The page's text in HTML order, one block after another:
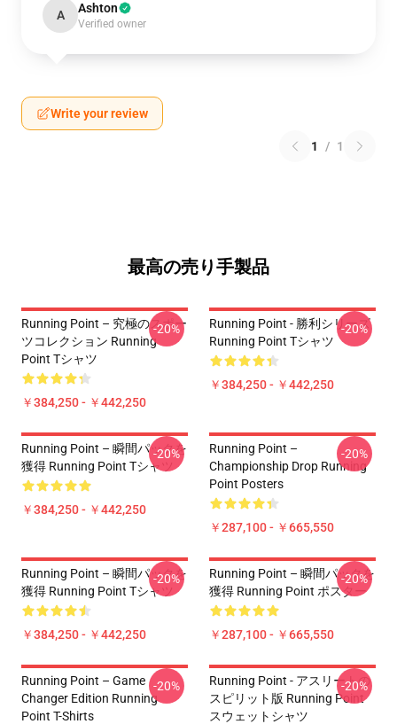
A Ashton
Verified owner
Write your review
1 / 1
最高の売り手製品
Running Point – 究極のスポー
ツコレクション Running
Point Tシャツ
￥384,250 - ￥442,250
-20%
Running Point - 勝利シリーズ
Running Point Tシャツ
￥384,250 - ￥442,250
-20%
Running Point – 瞬間パックを
獲得 Running Point Tシャツ
￥384,250 - ￥442,250
-20%
Running Point –
Championship Drop Running
Point Posters
￥287,100 - ￥665,550
-20%
Running Point – 瞬間パックを
獲得 Running Point Tシャツ
￥384,250 - ￥442,250
-20%
Running Point – 瞬間パックを
獲得 Running Point ポスター
￥287,100 - ￥665,550
-20%
Running Point – Game
Changer Edition Running
Point T-Shirts
-20%
Running Point - アスリートの
スピリット版 Running Point
スウェットシャツ
-20%